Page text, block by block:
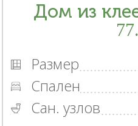
Дом из
Размер
Спален
Сан. узлов